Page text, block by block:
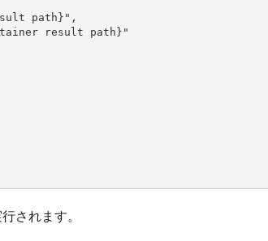
されます。